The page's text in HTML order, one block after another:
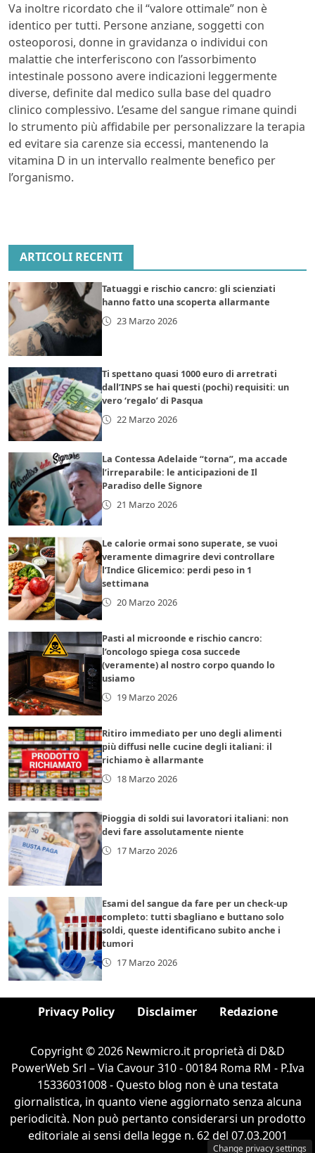
Va inoltre ricordato che il “valore ottimale” non è
identico per tutti. Persone anziane, soggetti con
osteoporosi, donne in gravidanza o individui con
malattie che interferiscono con l’assorbimento
intestinale possono avere indicazioni leggermente
diverse, definite dal medico sulla base del quadro
clinico complessivo. L’esame del sangue rimane quindi
lo strumento più affidabile per personalizzare la terapia
ed evitare sia carenze sia eccessi, mantenendo la
vitamina D in un intervallo realmente benefico per
l’organismo.
ARTICOLI RECENTI
Tatuaggi e rischio cancro: gli scienziati
hanno fatto una scoperta allarmante
23 Marzo 2026
Ti spettano quasi 1000 euro di arretrati
dall’INPS se hai questi (pochi) requisiti: un
vero ‘regalo’ di Pasqua
22 Marzo 2026
La Contessa Adelaide “torna”, ma accade
l’irreparabile: le anticipazioni de Il
Paradiso delle Signore
21 Marzo 2026
Le calorie ormai sono superate, se vuoi
veramente dimagrire devi controllare
l’Indice Glicemico: perdi peso in 1
settimana
20 Marzo 2026
Pasti al microonde e rischio cancro:
l’oncologo spiega cosa succede
(veramente) al nostro corpo quando lo
usiamo
19 Marzo 2026
Ritiro immediato per uno degli alimenti
più diffusi nelle cucine degli italiani: il
richiamo è allarmante
18 Marzo 2026
Pioggia di soldi sui lavoratori italiani: non
devi fare assolutamente niente
17 Marzo 2026
Esami del sangue da fare per un check-up
completo: tutti sbagliano e buttano solo
soldi, queste identificano subito anche i
tumori
17 Marzo 2026
Privacy Policy Disclaimer Redazione
Copyright © 2026 Newmicro.it proprietà di D&D
PowerWeb Srl – Via Cavour 310 - 00184 Roma RM - P.Iva
15336031008 - Questo blog non è una testata
giornalistica, in quanto viene aggiornato senza alcuna
periodicità. Non può pertanto considerarsi un prodotto
editoriale ai sensi della legge n. 62 del 07.03.2001
Change privacy settings